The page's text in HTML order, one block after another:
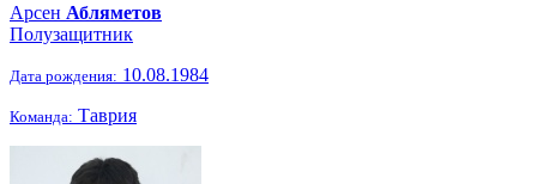
Арсен Абляметов
Полузащитник
Дата рождения: 10.08.1984
Команда: Таврия